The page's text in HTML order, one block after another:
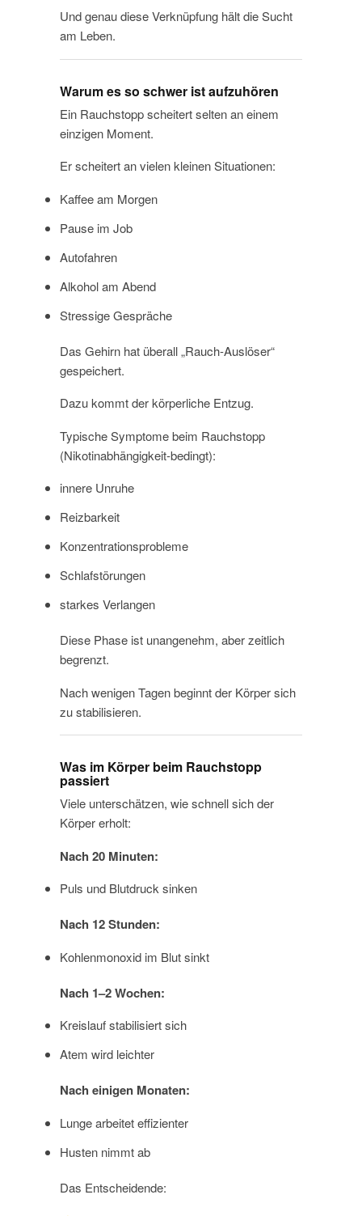
Und genau diese Verknüpfung hält die Sucht
am Leben.
Warum es so schwer ist aufzuhören
Ein Rauchstopp scheitert selten an einem
einzigen Moment.
Er scheitert an vielen kleinen Situationen:
Kaffee am Morgen
Pause im Job
Autofahren
Alkohol am Abend
Stressige Gespräche
Das Gehirn hat überall „Rauch-Auslöser“
gespeichert.
Dazu kommt der körperliche Entzug.
Typische Symptome beim Rauchstopp
(Nikotinabhängigkeit-bedingt):
innere Unruhe
Reizbarkeit
Konzentrationsprobleme
Schlafstörungen
starkes Verlangen
Diese Phase ist unangenehm, aber zeitlich
begrenzt.
Nach wenigen Tagen beginnt der Körper sich
zu stabilisieren.
Was im Körper beim Rauchstopp
passiert
Viele unterschätzen, wie schnell sich der
Körper erholt:
Nach 20 Minuten:
Puls und Blutdruck sinken
Nach 12 Stunden:
Kohlenmonoxid im Blut sinkt
Nach 1–2 Wochen:
Kreislauf stabilisiert sich
Atem wird leichter
Nach einigen Monaten:
Lunge arbeitet effizienter
Husten nimmt ab
Das Entscheidende: